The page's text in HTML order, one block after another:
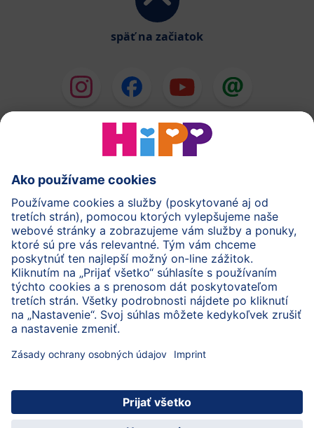
späť na začiatok
HiPP Mlieka
HiPP Príkrmy
HiPP Tehotenstvo
Ochrana osobných údajov
Cookies a pravidlá používania webovej stránky
Imprint
O spoločnosti HiPP Kontakt